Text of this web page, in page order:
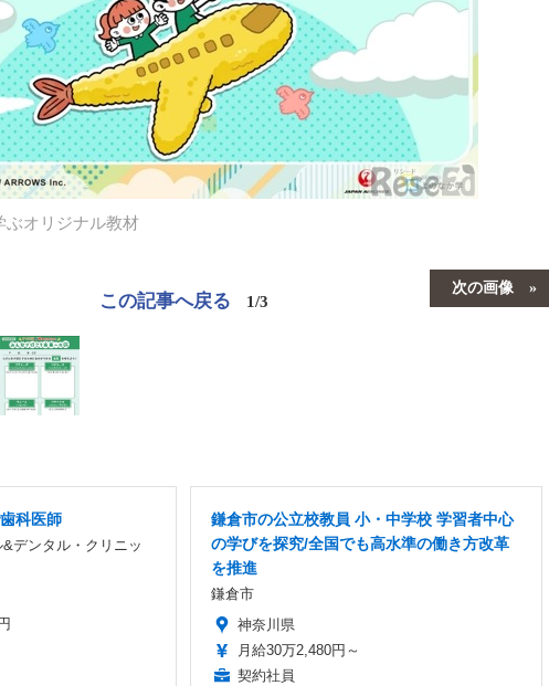
ぶオリジナル教材
次の画像
この記事へ戻る 1/3
科医師
デンタル・クリニッ
鎌倉市の公立校教員 小・中学校 学習者中心
の学びを探究/全国でも高水準の働き方改革
を推進
鎌倉市
神奈川県
月給30万2,480円～
契約社員